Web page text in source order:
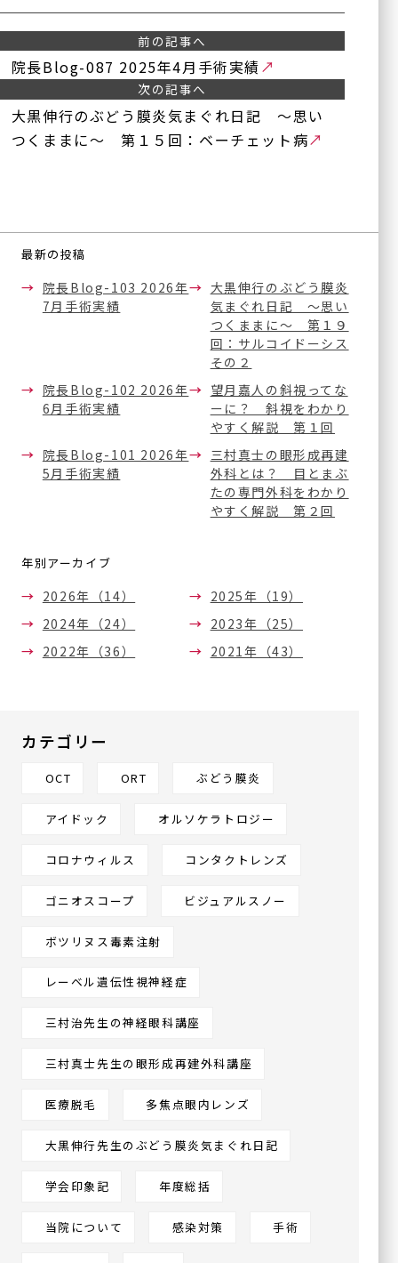
正秋会について
医療機器紹介
緑内障手術
斜視手術
眼瞼下垂の治療
（点眼薬と日帰り眼瞼手
術）
内服治療
硝子体注射
ボツリヌス療法
（眼瞼・顔面痙攣に対する
る新治療薬）
アイドック
オルソケラトロジー
外来
シングリックス®
手術実績
医療関係者の方へ
サイトマップ
グループ施設
今福鶴見みらい眼科皮フ科
〒536-0002
鶴見メディカルビル6階
川口眼科醫院
大阪府守口市京阪本通
最新の投稿
院長Blog-103 2026年
7月手術実績
大黒伸行のぶどう膜炎
気まぐれ日記 ～思い
つくままに～ 第１９
回：サルコイドーシス
その２
院長Blog-102 2026年
6月手術実績
望月嘉人の斜視ってな
ーに？ 斜視をわかり
やすく解説 第１回
院長Blog-101 2026年
5月手術実績
三村真士の眼形成再建
外科とは？ 目とまぶ
たの専門外科をわかり
やすく解説 第２回
年別アーカイブ
2026年（14）
2025年（19）
2024年（24）
2023年（25）
2022年（36）
2021年（43）
カテゴリー
OCT ORT ぶどう膜炎
アイドック オルソケラトロジー
コロナウィルス コンタクトレンズ
ゴニオスコープ ビジュアルスノー
ボツリヌス毒素注射
レーベル遺伝性視神経症
三村治先生の神経眼科講座
三村真士先生の眼形成再建外科講座
医療脱毛 多焦点眼内レンズ
大黒伸行先生のぶどう膜炎気まぐれ日記
学会印象記 年度総括
当院について 感染対策 手術
前の記事へ
院長Blog-087 2025年4月手術実績
次の記事へ
大黒伸行のぶどう膜炎気まぐれ日記 ～思い
つくままに～ 第１５回：ベーチェット病